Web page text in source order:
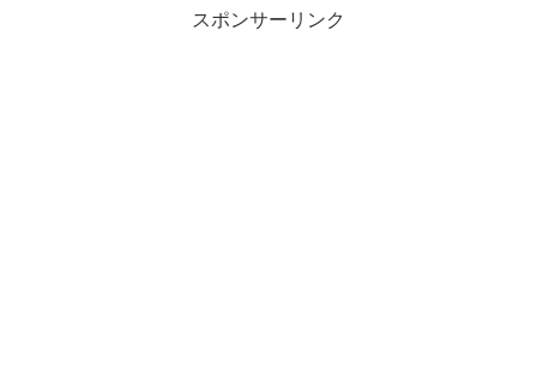
スポンサーリンク